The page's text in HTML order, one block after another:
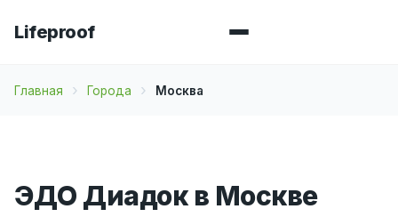
Lifeproof
Главная Города Москва
ЭДО Диадок в Москве